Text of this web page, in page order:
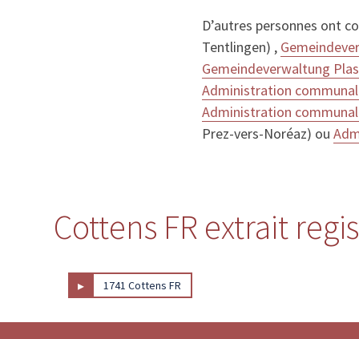
D’autres personnes ont
Tentlingen) ,
Gemeindeverwaltung
Administration
Administration
Prez-vers-Noréaz) ou
Cottens FR extrait
▸ 1741 Cottens FR